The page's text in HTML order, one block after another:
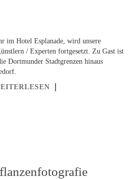
im Hotel Esplanade, wird unsere
/ Experten fortgesetzt. Zu Gast ist
Dortmunder Stadtgrenzen hinaus